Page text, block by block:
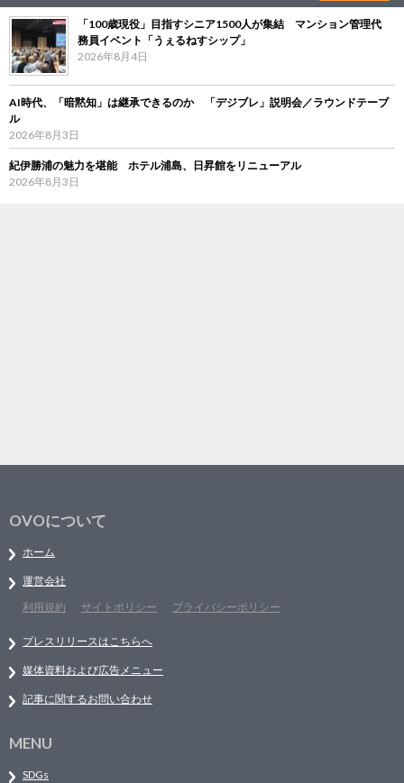
「100歳現役」目指すシニア1500人が集結 マンション管理代
務員イベント「うぇるねすシップ」
2026年8月4日
AI時代、「暗黙知」は継承できるのか 「デジブレ」説明会／ラウンドテーブ
ル
2026年8月3日
紀伊勝浦の魅力を堪能 ホテル浦島、日昇館をリニューアル
2026年8月3日
OVOについて
ホーム
運営会社
利用規約
サイトポリシー プライバシーポリシー
プレスリリースはこちらへ
媒体資料および広告メニュー
記事に関するお問い合わせ
MENU
SDGs